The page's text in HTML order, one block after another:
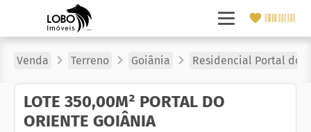
Venda Terreno Goiânia Residencial Portal do
LOTE 350,00M² PORTAL DO
ORIENTE GOIÂNIA